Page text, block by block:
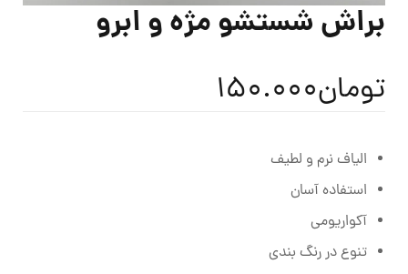
براش شستشو مژه و ابرو
تومان150.000
الیاف نرم و لطیف
استفاده آسان
آکواریومی
تنوع در رنگ بندی